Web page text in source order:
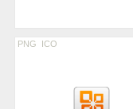
PNG ICO